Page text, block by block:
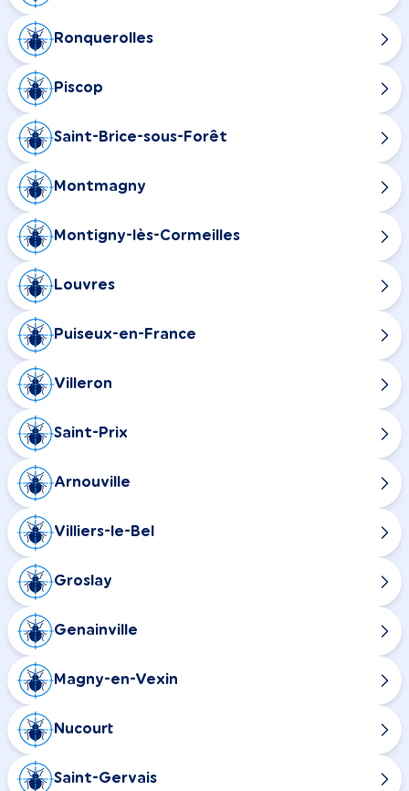
Ronquerolles
Piscop
Saint-Brice-sous-Forêt
Montmagny
Montigny-lès-Cormeilles
Louvres
Puiseux-en-France
Villeron
Saint-Prix
Arnouville
Villiers-le-Bel
Groslay
Genainville
Magny-en-Vexin
Nucourt
Saint-Gervais